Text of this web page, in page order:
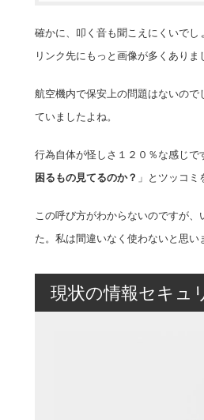
確かに、叩く音も聞こえにくいでし
リンク先にもっと画像が多くありま
航空機内で保安上の問題はないの
ていましたよね。
行為自体が怪しさ１２０％な感じで
困るもの見てるのか？ 」とツッコミ
この呼び方がわからないのですが
た。私は間違いなく使わないと思い
現状の情報セキュ